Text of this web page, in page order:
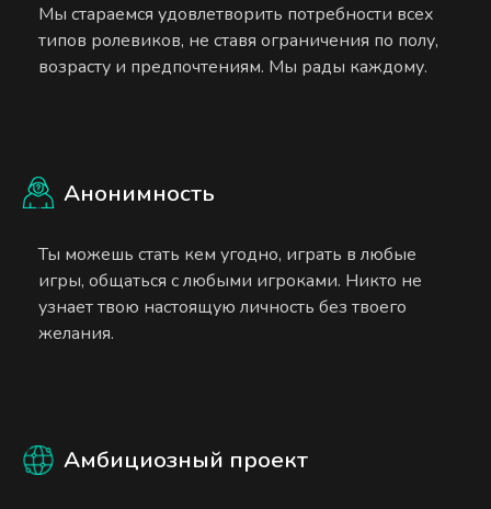
Мы стараемся удовлетворить потребности всех
типов ролевиков, не ставя ограничения по полу,
возрасту и предпочтениям. Мы рады каждому.
Анонимность
Ты можешь стать кем угодно, играть в любые
игры, общаться с любыми игроками. Никто не
узнает твою настоящую личность без твоего
желания.
Амбициозный проект